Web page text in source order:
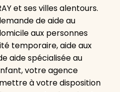
et ses villes alentours.
de aide au
aux personnes
temporaire, aide aux
aide spécialisée au
votre agence
mettre à votre disposition